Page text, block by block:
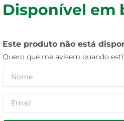
Disponível em
Este produto não está
Quero que me avisem quando